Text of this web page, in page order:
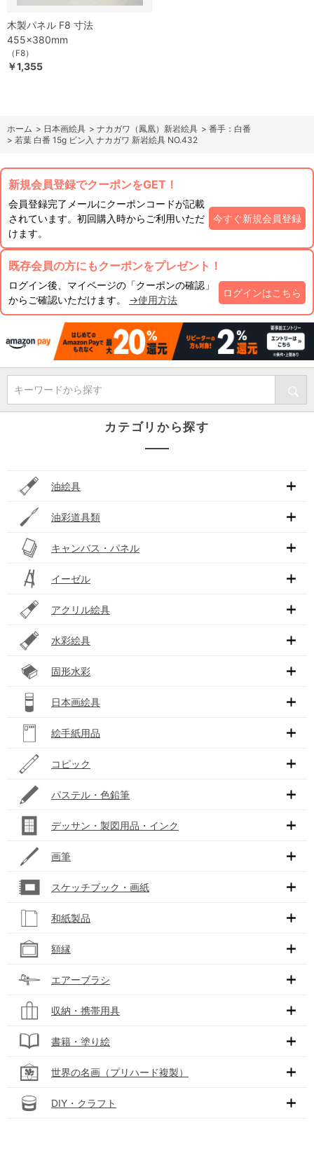
木製パネル F8 寸法
455×380mm
（F8）
￥1,355
ホーム > 日本画絵具 > ナカガワ（鳳凰）新岩絵具 > 番手：白番
> 若葉 白番 15g ビン入 ナカガワ 新岩絵具 NO.432
新規会員登録でクーポンをGET！
会員登録完了メールにクーポンコードが記載
されています。初回購入時からご利用いただ
けます。
今すぐ新規会員登録
既存会員の方にもクーポンをプレゼント！
ログイン後、マイページの「クーポンの確認」
からご確認いただけます。 →使用方法
ログインはこちら
キーワードから探す
カテゴリから探す
油絵具
油彩道具類
キャンバス・パネル
イーゼル
アクリル絵具
水彩絵具
固形水彩
日本画絵具
絵手紙用品
コピック
パステル・色鉛筆
デッサン・製図用品・インク
画筆
スケッチブック・画紙
和紙製品
額縁
エアーブラシ
収納・携帯用具
書籍・塗り絵
世界の名画（プリハード複製）
DIY・クラフト